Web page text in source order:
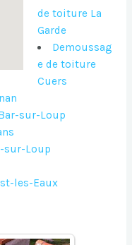
de toiture La
Garde
Demoussag
e de toiture
Cuers
sur-Loup
sur-Loup
les-Eaux